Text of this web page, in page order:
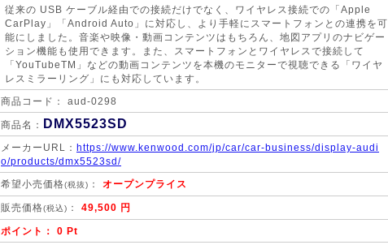
従来の USB ケーブル経由での接続だけでなく、ワイヤレス接続での「Apple
CarPlay」「Android Auto」に対応し、より手軽にスマートフォンとの連携を可
能にしました。音楽や映像・動画コンテンツはもちろん、地図アプリのナビゲー
ション機能も使用できます。また、スマートフォンとワイヤレスで接続して
「YouTubeTM」などの動画コンテンツを本機のモニターで視聴できる「ワイヤ
レスミラーリング」にも対応しています。
商品コード： aud-0298
商品名： DMX5523SD
メーカーURL： https://www.kenwood.com/jp/car/car-business/display-audi
o/products/dmx5523sd/
希望小売価格(税抜) ： オープンプライス
販売価格(税込) ： 49,500 円
ポイント： 0 Pt